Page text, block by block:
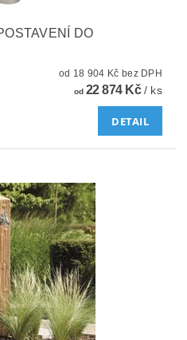
DO
od 18 904 Kč bez DPH
od22 874 Kč/ ks
DETAIL